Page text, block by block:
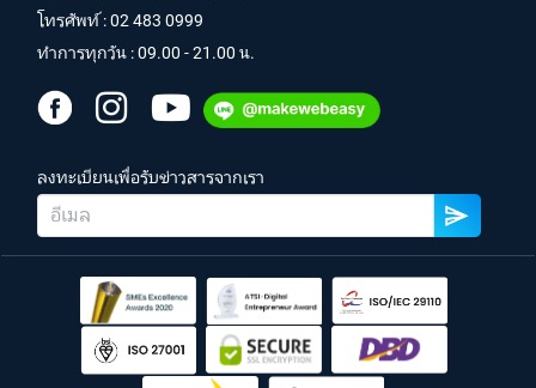
โทรศัพท์ :02 483 0999
ทำการทุกวัน : 09.00 - 21.00 น.
ลงทะเบียนเพื่อรับข่าวสารจากเรา